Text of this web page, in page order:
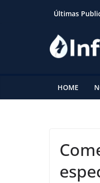
Últimas
HOME